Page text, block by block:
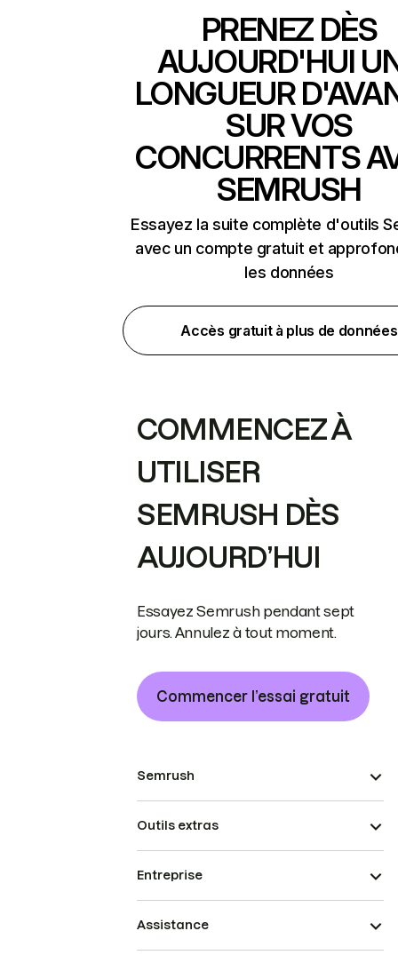
PRENEZ DÈS
AUJOURD'HUI
LONGUEUR
SUR VOS
CONCURRENTS
SEMRUSH
Essayez la suite complète d'outils
avec un compte gratuit et
les données
Accès gratuit à plus de données
COMMENCEZ À
UTILISER
SEMRUSH DÈS
AUJOURD’HUI
Essayez Semrush pendant sept
jours. Annulez à tout moment.
Commencer l’essai gratuit
Semrush
Outils extras
Entreprise
Assistance